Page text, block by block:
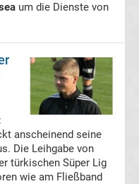
um die Dienste von
:
anscheinend seine
Die Leihgabe von
türkischen Süper Lig
wie am Fließband